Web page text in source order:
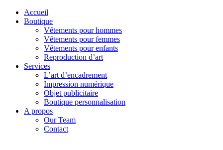
Accueil
Boutique
Vêtements pour hommes
Vêtements pour femmes
Vêtements pour enfants
Reproduction d’art
Services
L’art d’encadrement
Impression numérique
Objet publicitaire
Boutique personnalisation
A propos
Our Team
Contact